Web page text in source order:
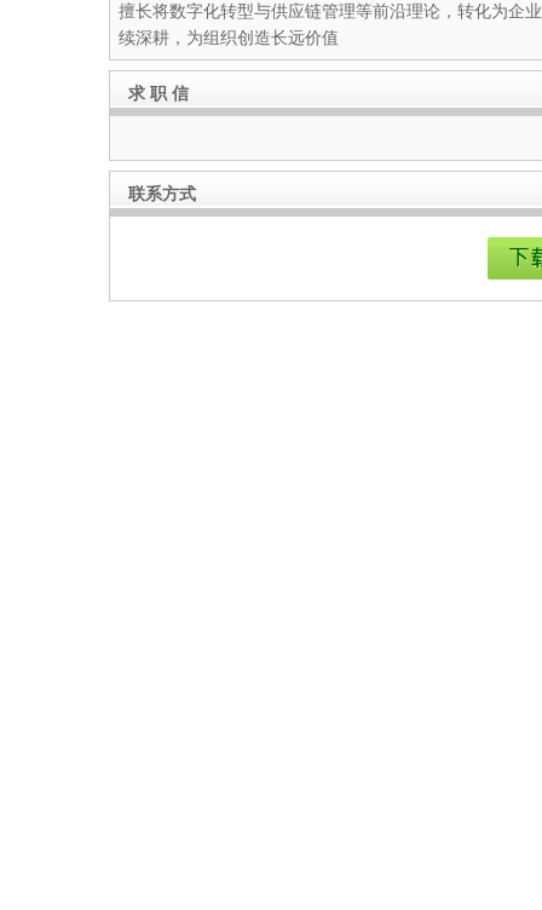
擅长将数字化转型与供应链管理等前沿理论，转化为企
续深耕，为组织创造长远价值
求 职 信
联系方式